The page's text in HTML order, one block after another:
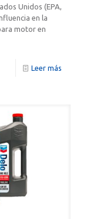
Unidos (EPA,
en la
motor en
Leer más